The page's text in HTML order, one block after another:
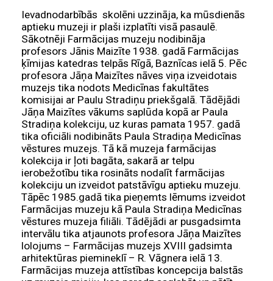
Ievadnodarbībās skolēni uzzināja, ka mūsdienās
aptieku muzeji ir plaši izplatīti visā pasaulē.
Sākotnēji Farmācijas muzeju nodibināja
profesors Jānis Maizīte 1938. gadā Farmācijas
ķīmijas katedras telpās Rīgā, Baznīcas ielā 5. Pēc
profesora Jāņa Maizītes nāves viņa izveidotais
muzejs tika nodots Medicīnas fakultātes
komisijai ar Paulu Stradiņu priekšgalā. Tādējādi
Jāņa Maizītes vākums saplūda kopā ar Paula
Stradiņa kolekciju, uz kuras pamata 1957. gadā
tika oficiāli nodibināts Paula Stradiņa Medicīnas
vēstures muzejs. Tā kā muzeja farmācijas
kolekcija ir ļoti bagāta, sakarā ar telpu
ierobežotību tika rosināts nodalīt farmācijas
kolekciju un izveidot patstāvīgu aptieku muzeju.
Tāpēc 1985.gadā tika pieņemts lēmums izveidot
Farmācijas muzeju kā Paula Stradiņa Medicīnas
vēstures muzeja filiāli. Tādējādi ar pusgadsimta
intervālu tika atjaunots profesora Jāņa Maizītes
lolojums – Farmācijas muzejs XVIII gadsimta
arhitektūras piemineklī – R. Vāgnera ielā 13.
Farmācijas muzeja attīstības koncepcija balstās